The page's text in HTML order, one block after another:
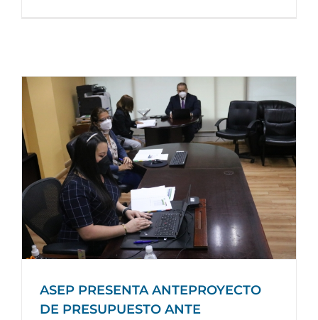
ASEP PRESENTA ANTEPROYECTO
DE PRESUPUESTO ANTE